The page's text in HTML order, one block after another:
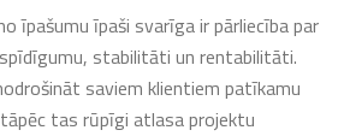
īpašumu īpaši svarīga ir pārliecība par
stabilitāti un rentabilitāti.
saviem klientiem patīkamu
tas rūpīgi atlasa projektu